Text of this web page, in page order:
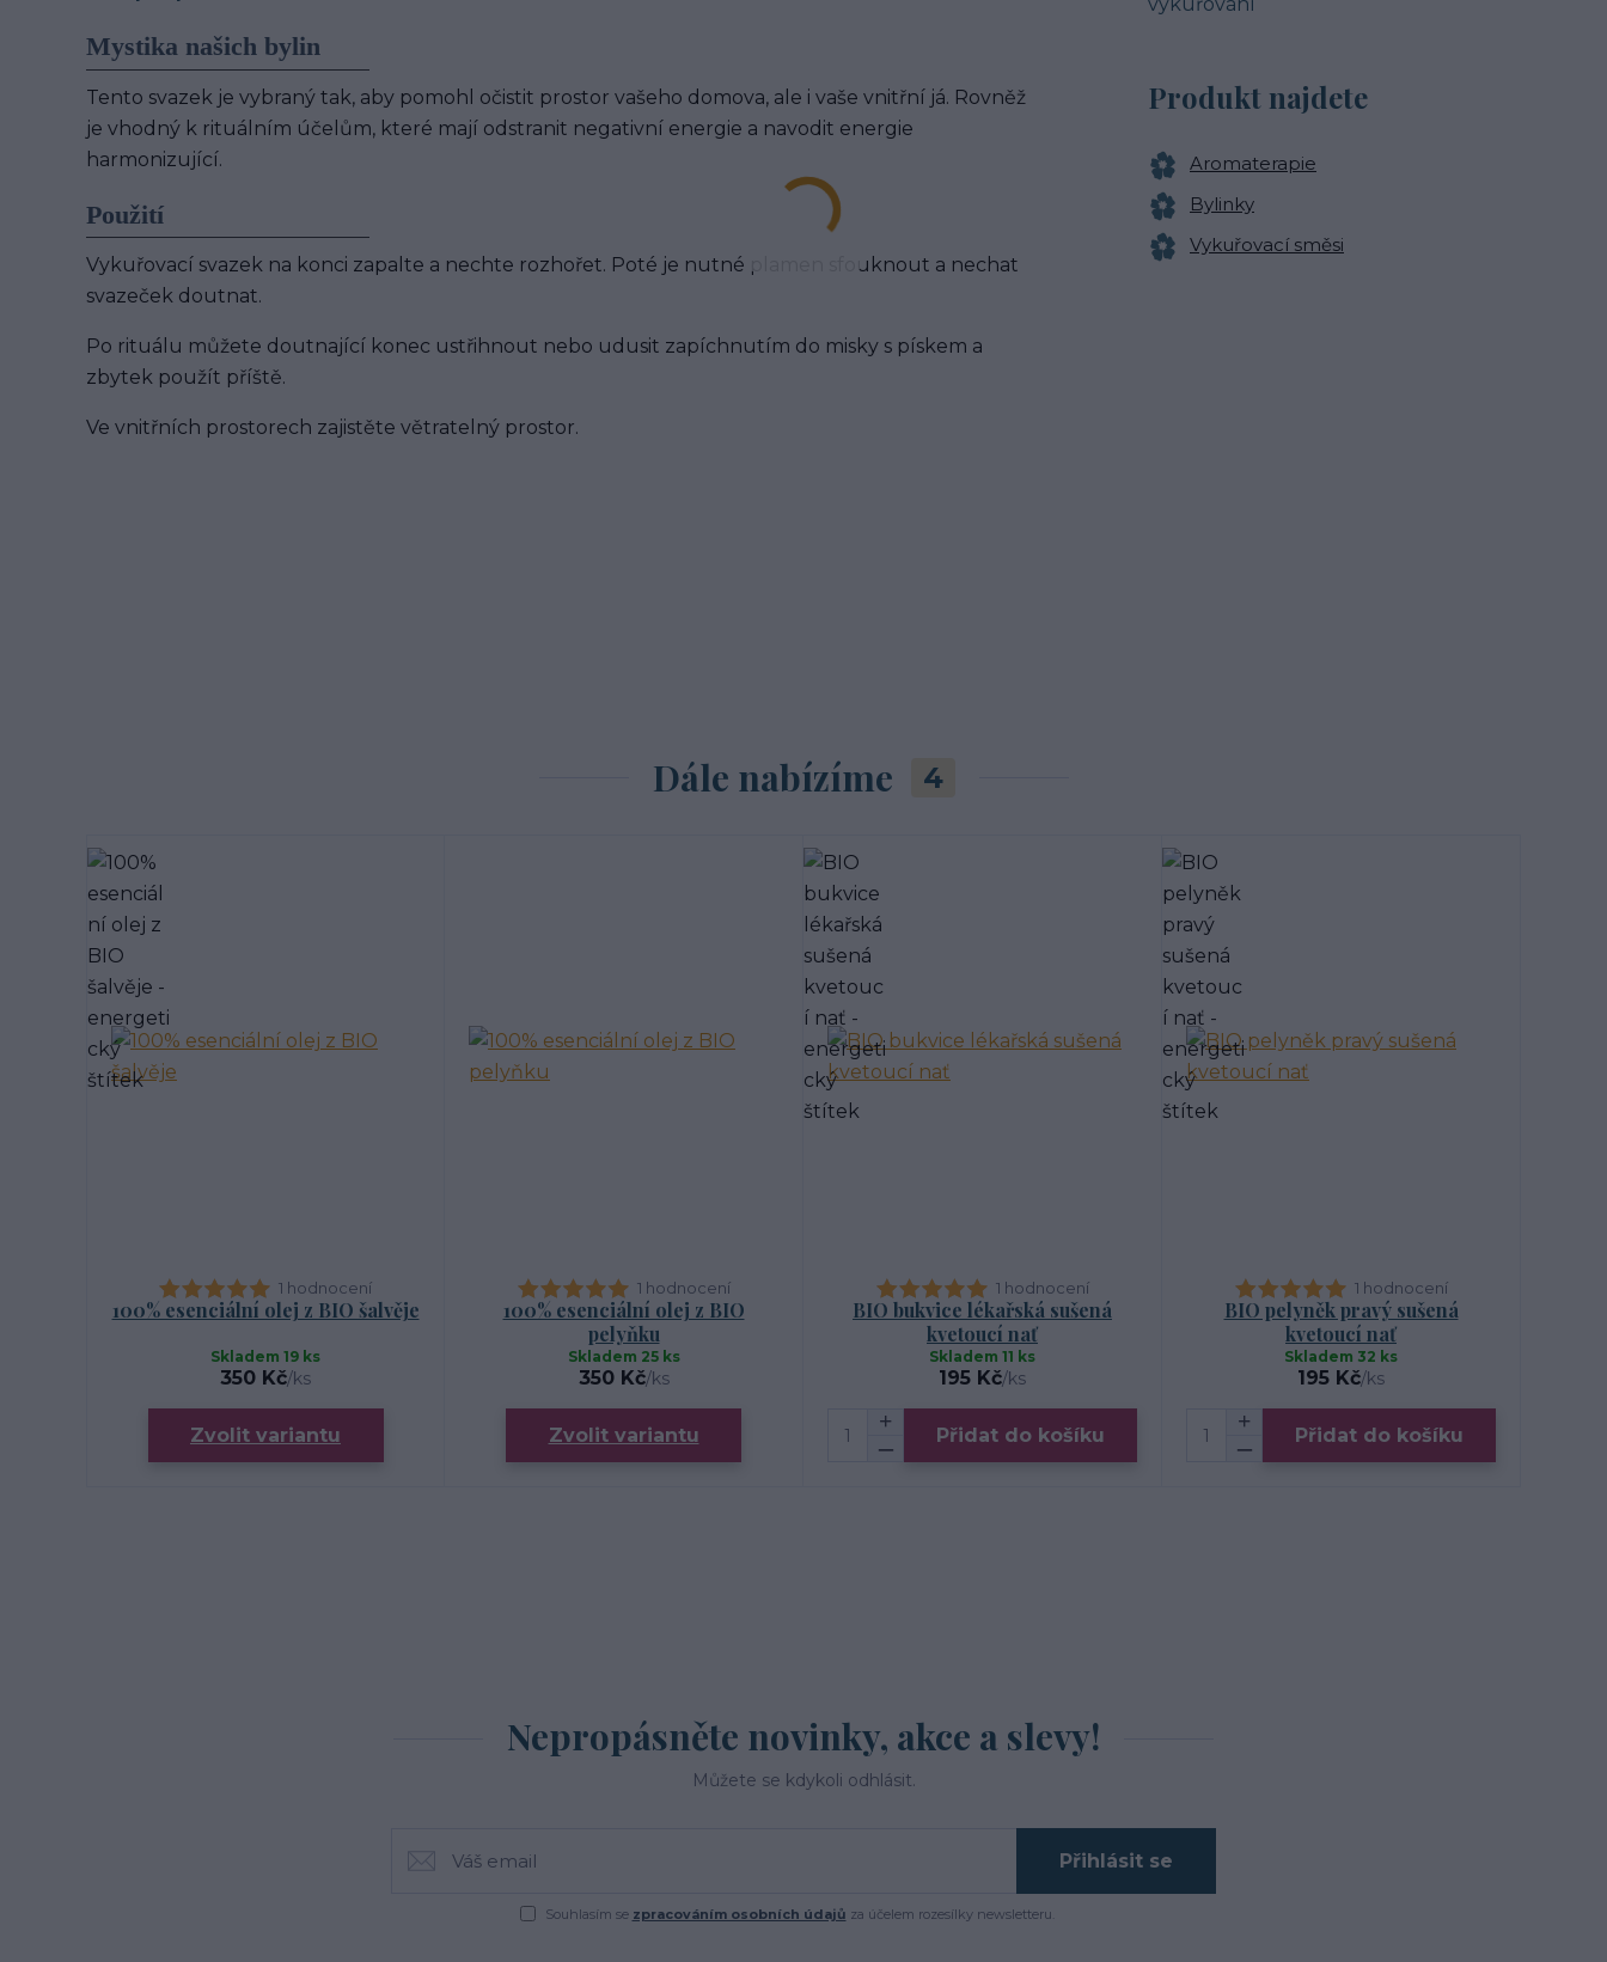
Mystika našich bylin
Tento svazek je vybraný tak, aby pomohl očistit prostor vašeho domova, ale i vaše vnitřní já. Rovněž
je vhodný k rituálním účelům, které mají odstranit negativní energie a navodit energie
harmonizující.
Použití
Vykuřovací svazek na konci zapalte a nechte rozhořet. Poté je nutné plamen sfouknout a nechat
svazeček doutnat.
Po rituálu můžete doutnající konec ustřihnout nebo udusit zapíchnutím do misky s pískem a
zbytek použít příště.
Ve vnitřních prostorech zajistěte větratelný prostor.
Produkt najdete
Aromaterapie
Bylinky
Vykuřovací směsi
Dále nabízíme 4
1 hodnocení
100% esenciální olej z BIO šalvěje
350 Kč/ks
Skladem 19 ks
Zvolit variantu
1 hodnocení
100% esenciální olej z BIO
pelyňku
350 Kč/ks
Skladem 25 ks
Zvolit variantu
1 hodnocení
BIO bukvice lékařská sušená
kvetoucí nať
195 Kč/ks
Skladem 11 ks
Přidat do košíku
1 hodnocení
BIO pelyněk pravý sušená
kvetoucí nať
195 Kč/ks
Skladem 32 ks
Přidat do košíku
Nepropásněte novinky, akce a slevy!
Můžete se kdykoli odhlásit.
Přihlásit se
Souhlasím se zpracováním osobních údajů za účelem rozesílky newsletteru.